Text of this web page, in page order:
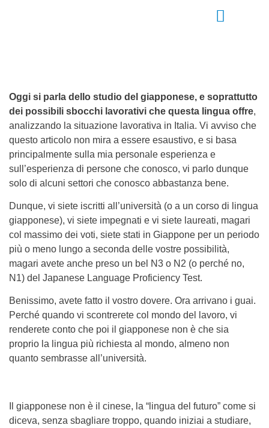
Oggi si parla dello studio del giapponese, e soprattutto
dei possibili sbocchi lavorativi che questa lingua offre,
analizzando la situazione lavorativa in Italia. Vi avviso che
questo articolo non mira a essere esaustivo, e si basa
principalmente sulla mia personale esperienza e
sull’esperienza di persone che conosco, vi parlo dunque
solo di alcuni settori che conosco abbastanza bene.
Dunque, vi siete iscritti all’università (o a un corso di lingua
giapponese), vi siete impegnati e vi siete laureati, magari
col massimo dei voti, siete stati in Giappone per un periodo
più o meno lungo a seconda delle vostre possibilità,
magari avete anche preso un bel N3 o N2 (o perché no,
N1) del Japanese Language Proficiency Test.
Benissimo, avete fatto il vostro dovere. Ora arrivano i guai.
Perché quando vi scontrerete col mondo del lavoro, vi
renderete conto che poi il giapponese non è che sia
proprio la lingua più richiesta al mondo, almeno non
quanto sembrasse all’università.
Il giapponese non è il cinese, la “lingua del futuro” come si
diceva, senza sbagliare troppo, quando iniziai a studiare,